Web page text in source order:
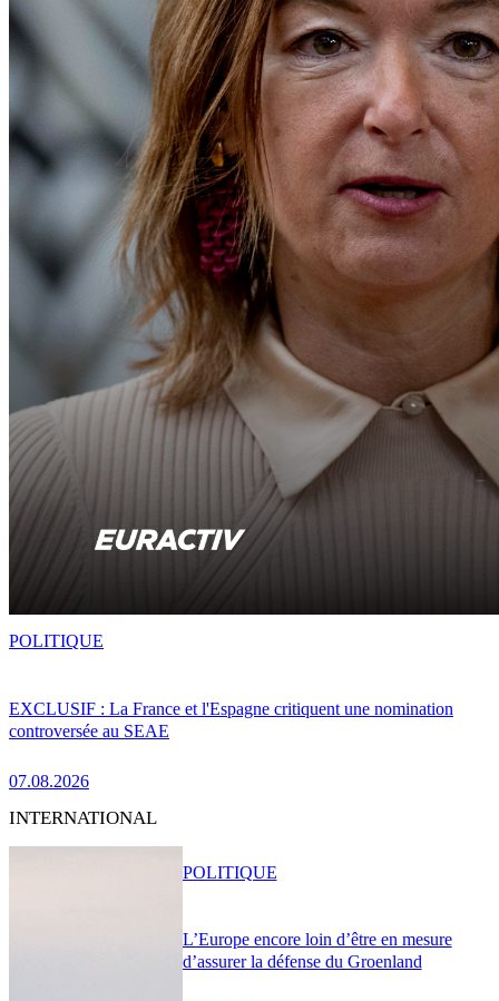
EXCLUSIF : La France et l'Espagne critiquent une nomination
controversée au SEAE
07.08.2026
POLITIQUE
INTERNATIONAL
L’Europe encore loin d’être en mesure
d’assurer la défense du Groenland
POLITIQUE